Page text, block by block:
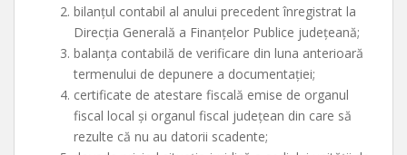
bilanţul contabil al anului precedent înregistrat la
Direcţia Generală a Finanţelor Publice judeţeană;
balanţa contabilă de verificare din luna anterioară
termenului de depunere a documentaţiei;
certificate de atestare fiscală emise de organul
fiscal local și organul fiscal județean din care să
rezulte că nu au datorii scadente;